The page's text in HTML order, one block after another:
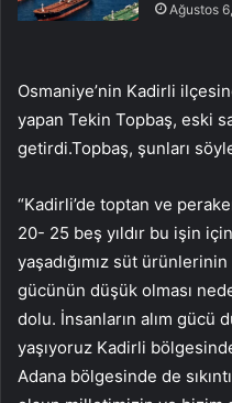
Ağustos
Osmaniye’nin Kadirli
yapan Tekin Topbaş, eski
getirdi.Topbaş, şunları
“Kadirli’de toptan ve
20- 25 beş yıldır bu işin
yaşadığımız süt ürünlerinin
gücünün düşük olması
dolu. İnsanların alım gücü
yaşıyoruz Kadirli
Adana bölgesinde de